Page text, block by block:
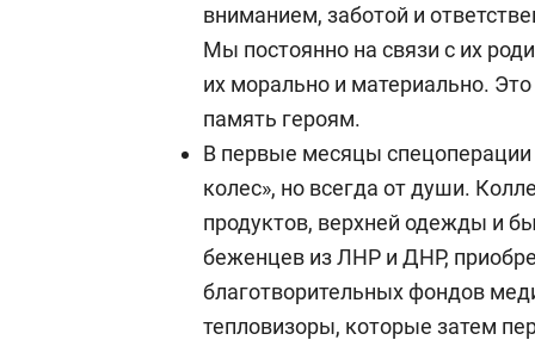
вниманием, заботой и
Мы постоянно на связи с их
их морально и материально.
память героям.
В первые месяцы спецоперации
колес», но всегда от души.
продуктов, верхней одежды и
беженцев из ЛНР и ДНР,
благотворительных фондов
тепловизоры, которые затем